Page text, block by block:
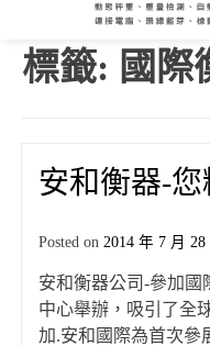
標籤: 國際
安和衡器-
Posted on 2014 年 7 月 28
安和衡器公司-參加國
中心舉辦，吸引了全
加.安和國際為首次參